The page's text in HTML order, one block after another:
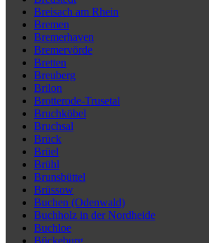
Breisach am Rhein
Bremen
Bremerhaven
Bremervörde
Bretten
Breuberg
Brilon
Brotterode-Trusetal
Bruchköbel
Bruchsal
Brück
Brüel
Brühl
Brunsbüttel
Brüssow
Buchen (Odenwald)
Buchholz in der Nordheide
Buchloe